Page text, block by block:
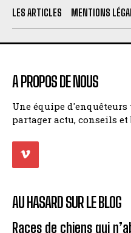
LES ARTICLES MENTIONS
A PROPOS DE NOUS
Une équipe
partager actu, conseils
AU HASARD SUR LE BLOG
Races de chiens qui